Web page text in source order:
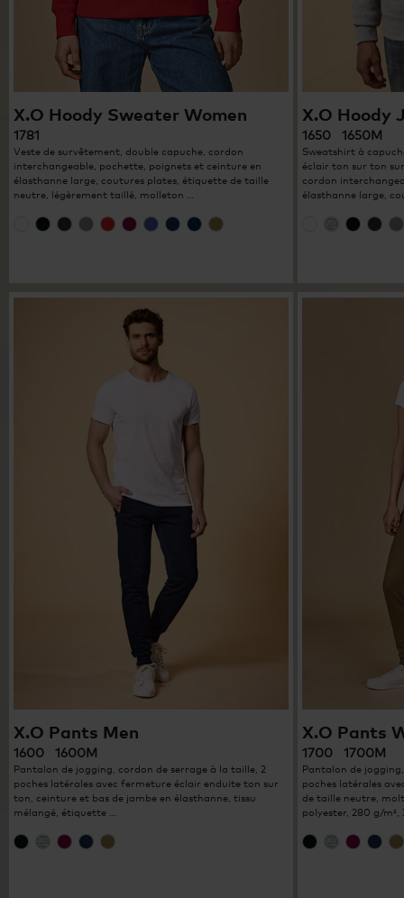
X.O Hoody Sweater Women
1781
Veste de survêtement, double capuche, cordon
interchangeable, pochette, poignets et ceinture en
élasthanne large, coutures plates, étiquette de taille
neutre, légèrement taillé, molleton …
X.O Hoody
1650 1650M
Sweatshirt à
éclair ton sur ton
cordon
élasthanne large,
X.O Pants Men
1600 1600M
Pantalon de jogging, cordon de serrage à la taille, 2
poches latérales avec fermeture éclair enduite ton sur
ton, ceinture et bas de jambe en élasthanne, tissu
mélangé, étiquette …
X.O Pants
1700 1700M
Pantalon de
poches latérales
de taille neutre,
polyester, 280 g/m²,